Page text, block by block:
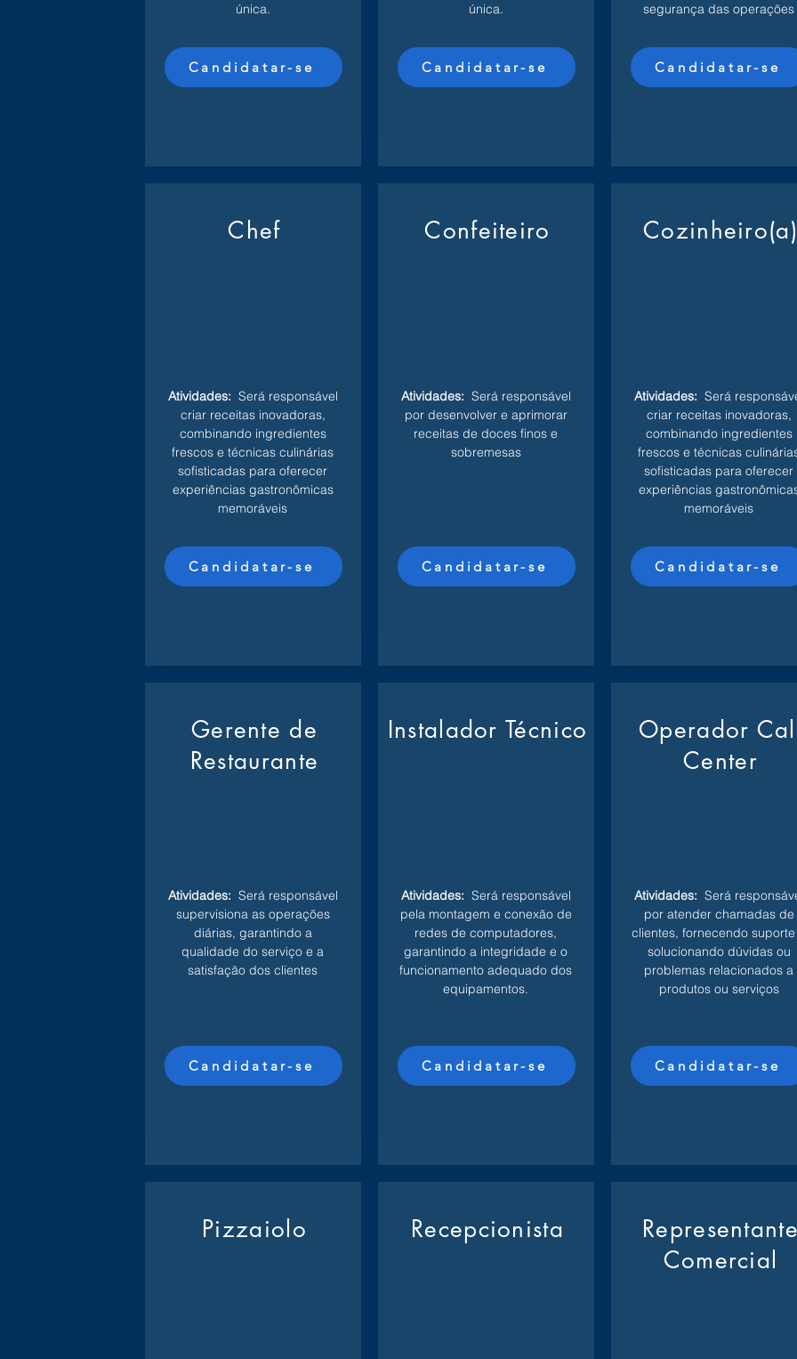
única.
Candidatar-se
Chef
Atividades: Será responsável
criar receitas inovadoras,
combinando ingredientes
frescos e técnicas culinárias
sofisticadas para oferecer
experiências gastronômicas
memoráveis
Candidatar-se
Gerente de
Restaurante
Atividades: Será responsável
supervisiona as operações
diárias, garantindo a
qualidade do serviço e a
satisfação dos clientes
Candidatar-se
Pizzaiolo
única.
Candidatar-se
Confeiteiro
Atividades: Será responsável
por desenvolver e aprimorar
receitas de doces finos e
sobremesas
Candidatar-se
Instalador Técnico
Atividades: Será responsável
pela montagem e conexão de
redes de computadores,
garantindo a integridade e o
funcionamento adequado dos
equipamentos.
Candidatar-se
Recepcionista
segurança das operações
Candidatar-se
Cozinheiro(a)
Atividades: Será
criar receitas inovadoras,
combinando ingredientes
frescos e técnicas
sofisticadas para oferecer
experiências
memoráveis
Candidatar-se
Operador
Center
Atividades: Será
por atender chamadas de
clientes, fornecendo
solucionando dúvidas ou
problemas relacionados a
produtos ou serviços
Candidatar-se
Comercial